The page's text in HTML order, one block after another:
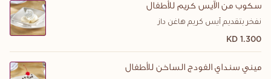
سكوب من الآيس كريم للأطفال
نفخر بتقديم آيس كريم هاغن داز
1.300 KD
ميني سنداي الفودج الساخن للأطفال